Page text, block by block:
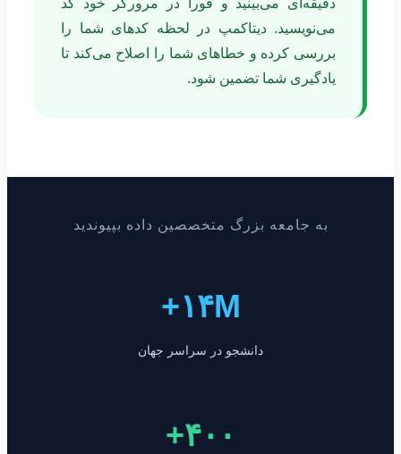
می‌نویسید. دیتاکمپ در لحظه کدهای شما را
بررسی کرده و خطاهای شما را اصلاح می‌کند تا
یادگیری شما تضمین شود.
به جامعه بزرگ متخصصین داده بپیوندید
۱۴M+
دانشجو در سراسر جهان
۴۰۰+